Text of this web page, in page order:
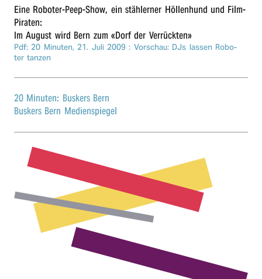
e
r
n
Eine Robo­ter-Peep-Show, ein stäh­ler­ner Höllen­hund und Film-
Pira­ten:
Im August wird Bern zum «Dorf der Verrückten»
Pdf: 20 Minuten,21. Juli 2009: Vorschau: DJs lassen Robo­
ter tanzen
20 Minuten: Buskers Bern
Buskers Bern Medienspiegel